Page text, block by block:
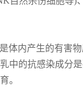
内产生的有害物
中的抗感染成分
。